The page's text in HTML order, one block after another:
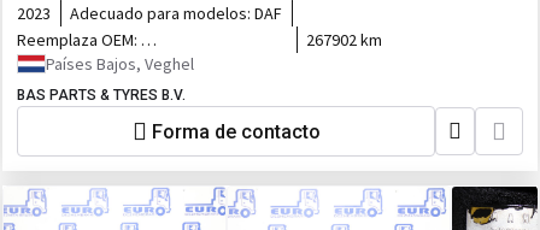
2023 Adecuado para modelos: DAF
Reemplaza OEM:
2030308,2302506,2430911
267902 km
Países Bajos, Veghel
BAS PARTS & TYRES B.V.
Forma de contacto